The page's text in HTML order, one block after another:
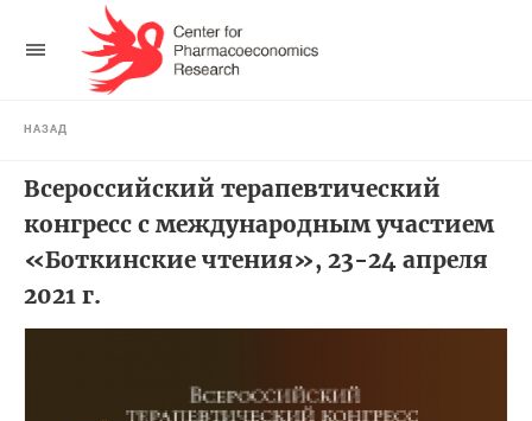
НАЗАД
Всероссийский терапевтический
конгресс с международным участием
«Боткинские чтения», 23-24 апреля
2021 г.